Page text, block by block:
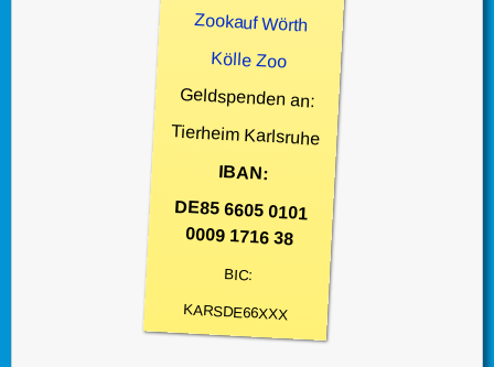
Zookauf Wörth
Kölle Zoo
Geldspenden an:
Tierheim Karlsruhe
IBAN:
DE85 6605 0101
0009 1716 38
BIC:
KARSDE66XXX